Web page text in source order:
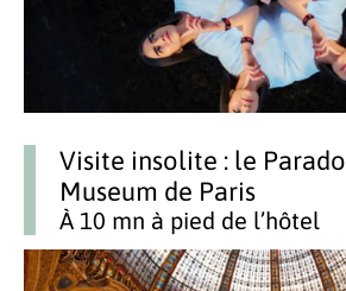
Visite insolite : le
Museum de Paris
À 10 mn à pied de l’hôtel